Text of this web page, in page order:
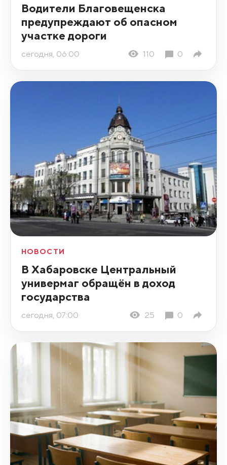
Водители Благовещенска
предупреждают об опасном
участке дороги
сегодня, 06:00 110 0
НОВОСТИ
В Хабаровске Центральный
универмаг обращён в доход
государства
сегодня, 07:00 25 0